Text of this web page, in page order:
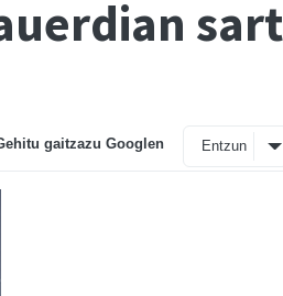
gaitzazu Googlen Entzun